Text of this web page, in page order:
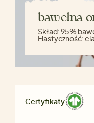
bawełna
Skład:95%
Elastyczność:
Certyfikaty